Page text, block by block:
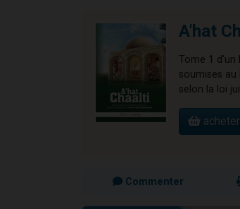
A'hat
Tome 1 d'un
soumises
selon la loi
Commenter